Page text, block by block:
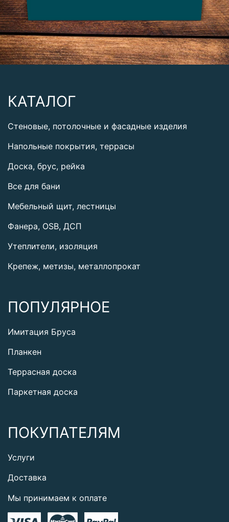
КАТАЛОГ
Стеновые, потолочные и фасадные изделия
Напольные покрытия, террасы
Доска, брус, рейка
Все для бани
Мебельный щит, лестницы
Фанера, OSB, ДСП
Утеплители, изоляция
Крепеж, метизы, металлопрокат
ПОПУЛЯРНОЕ
Имитация Бруса
Планкен
Террасная доска
Паркетная доска
ПОКУПАТЕЛЯМ
Услуги
Доставка
Мы принимаем к оплате